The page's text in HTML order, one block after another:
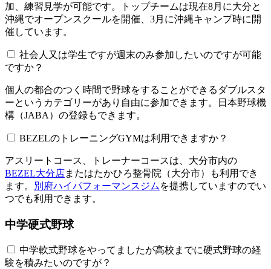
加、練習見学が可能です。トップチームは現在8月に大分と
沖縄でオープンスクールを開催、3月に沖縄キャンプ時に開
催しています。
社会人又は学生ですが週末のみ参加したいのですが可能
ですか？
個人の都合のつく時間で野球をすることができるダブルスタ
ーというカテゴリーがあり自由に参加できます。日本野球機
構（JABA）の登録もできます。
BEZELのトレーニングGYMは利用できますか？​​​​​
アスリートコース、トレーナーコースは、大分市内の
BEZEL大分店またはたかひろ整骨院（大分市）も利用でき
ます。
別府ハイパフォーマンスジム を提携していますのでい
つでも利用できます。
中学硬式野球
中学軟式野球をやってましたが高校までに硬式野球の経
験を積みたいのですが？